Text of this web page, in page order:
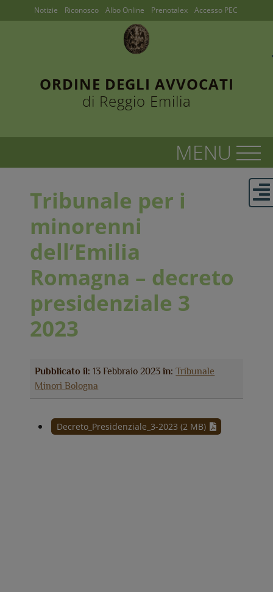
ORDINE DEGLI AVVOCATI
di Reggio Emilia
Notizie Riconosco Albo Online Prenotalex Accesso PEC
Tribunale per i
minorenni
dell’Emilia
Romagna – decreto
presidenziale 3
2023
Pubblicato il: 13 Febbraio 2023in: Tribunale
Minori Bologna
Decreto_Presidenziale_3-2023 (2 MB)